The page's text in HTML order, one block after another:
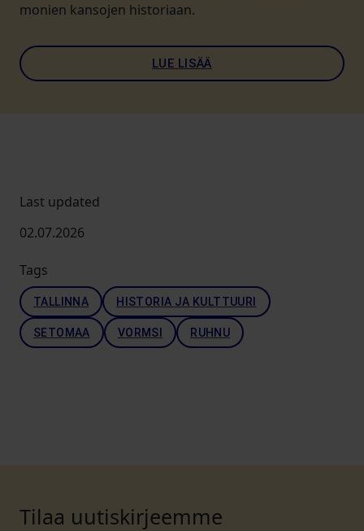
monien kansojen historiaan.
LUE LISÄÄ
Last updated
02.07.2026
Tags
TALLINNA HISTORIA JA KULTTUURI
SETOMAA VORMSI RUHNU
Tilaa uutiskirjeemme